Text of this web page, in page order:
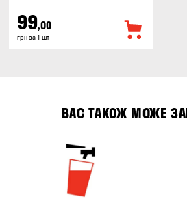
99,00
грн за 1 шт
ВАС ТАКОЖ МОЖЕ